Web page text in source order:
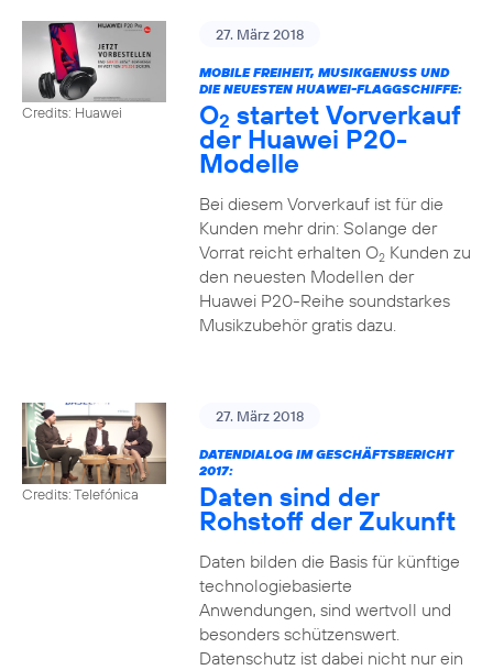
Credits: Huawei
27. März 2018
MOBILE FREIHEIT, MUSIKGENUSS UND
DIE NEUESTEN HUAWEI-FLAGGSCHIFFE:
O2 startet Vorverkauf
der Huawei P20-
Modelle
Bei diesem Vorverkauf ist für die
Kunden mehr drin: Solange der
Vorrat reicht erhalten O2Kunden zu
den neuesten Modellen der
Huawei P20-Reihe soundstarkes
Musikzubehör gratis dazu.
Credits: Telefónica
27. März 2018
DATENDIALOG IM GESCHÄFTSBERICHT
2017:
Daten sind der
Rohstoff der Zukunft
Daten bilden die Basis für künftige
technologiebasierte
Anwendungen, sind wertvoll und
besonders schützenswert.
Datenschutz ist dabei nicht nur ein